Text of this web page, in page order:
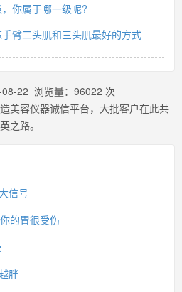
你属于哪一级呢?
臂二头肌和三头肌最好的方式
22 浏览量： 96022 次
美容仪器诚信平台，大批客户在此共
之路。
信号
的胃很受伤
胖